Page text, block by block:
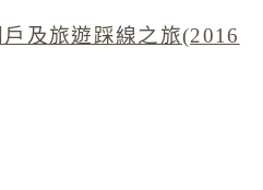
及旅遊踩線之旅(2016